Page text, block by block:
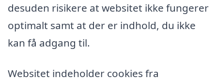
desuden risikere at websitet ikke fungerer
optimalt samt at der er indhold, du ikke
kan få adgang til.
Websitet indeholder cookies fra